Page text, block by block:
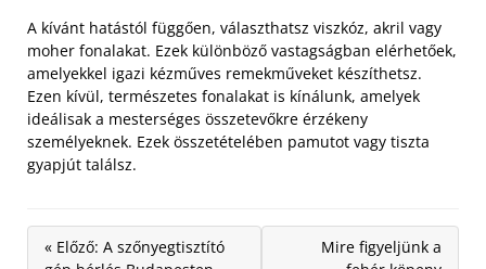
A kívánt hatástól függően, választhatsz viszkóz, akril vagy
moher fonalakat. Ezek különböző vastagságban elérhetőek,
amelyekkel igazi kézműves remekműveket készíthetsz.
Ezen kívül, természetes fonalakat is kínálunk, amelyek
ideálisak a mesterséges összetevőkre érzékeny
személyeknek. Ezek összetételében pamutot vagy tiszta
gyapjút találsz.
« Előző: A szőnyegtisztító
Mire figyeljünk a